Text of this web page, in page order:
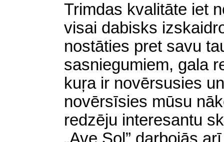
Trimdas kvalitāte iet
visai dabisks
nostāties pret savu
sasniegumiem, gala
kuŗa ir novērsusies
novērsīsies mūsu
redzēju interesantu